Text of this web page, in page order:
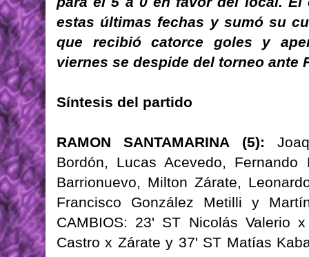
estas últimas fechas y sumó su
que recibió catorce goles y
viernes se despide del torneo ante
Síntesis del partido
RAMON SANTAMARINA (5):
Bordón, Lucas Acevedo,
Barrionuevo, Milton Zárate,
Francisco González Metilli y
CAMBIOS: 23' ST Nicolás Valerio
Castro x Zárate y 37' ST Matías